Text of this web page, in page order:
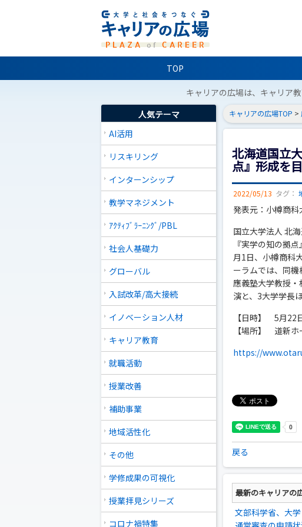
TOP
キャリアの広場は、キャリア
人気テーマ
AI活用
リスキリング
インターンシップ
教学マネジメント
ｱｸﾃｨﾌﾞﾗｰﾆﾝｸﾞ/PBL
社会人基礎力
グローバル
入試改革/高大接続
イノベーション人材
キャリア教育
就職活動
授業改善
補助事業
地域活性化
その他
学修成果の可視化
授業拝見シリーズ
コロナ禍特集
キャリアの広場TOP >
北海道国立
点』形成を
2022/05/13 タグ：
発表元：小樽商科
国立大学法人 北
『実学の知の拠
月1日、小樽商科
ーラムでは、同
應義塾大学教授
演と、3大学学長
【日時】 5月
【場所】 道新ホ
https://
戻る
最新のキャリアの
文部科学省、大